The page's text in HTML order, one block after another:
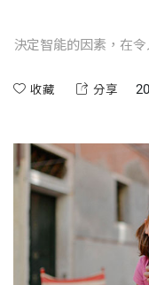
決定智能的因素，在
收藏 分享